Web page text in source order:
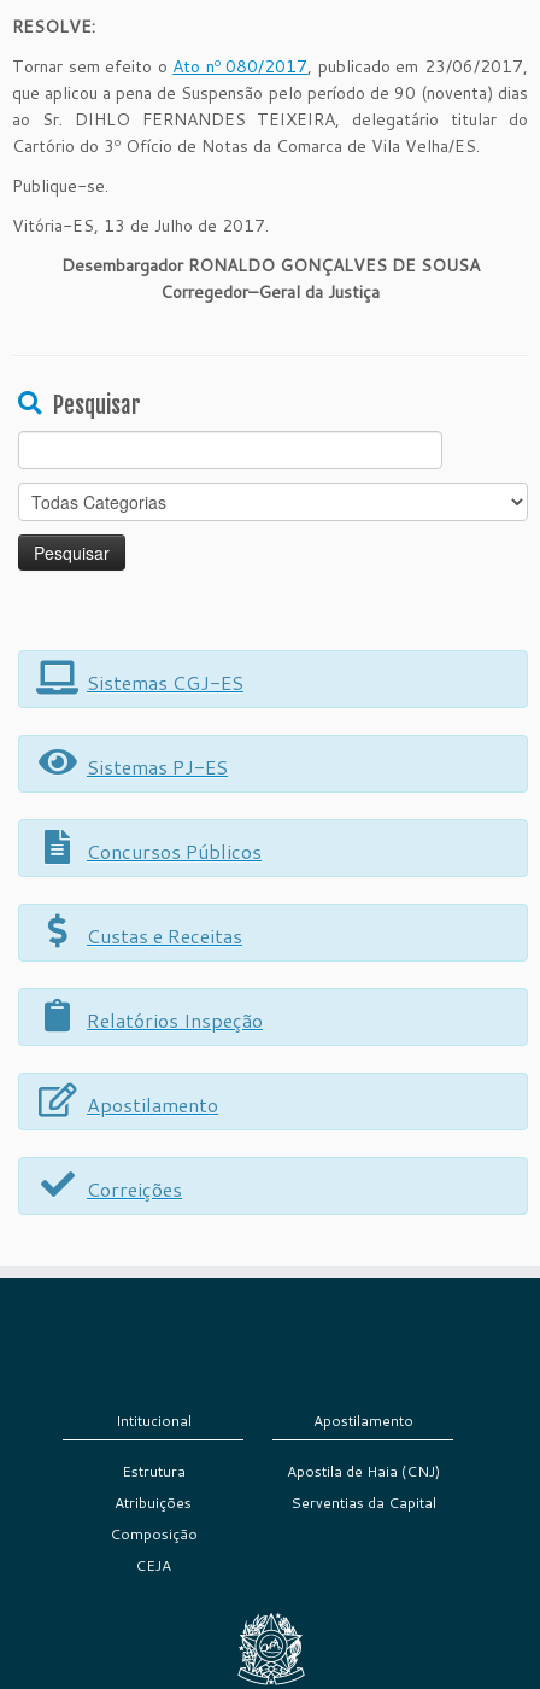
RESOLVE:
Tornar sem efeito o Ato nº 080/2017, publicado em 23/06/2017,
que aplicou a pena de Suspensão pelo período de 90 (noventa) dias
ao Sr. DIHLO FERNANDES TEIXEIRA, delegatário titular do
Cartório do 3º Ofício de Notas da Comarca de Vila Velha/ES.
Publique-se.
Vitória-ES, 13 de Julho de 2017.
Desembargador RONALDO GONÇALVES DE SOUSA
Corregedor–Geral da Justiça
Pesquisar
Search
for:
Sistemas CGJ-ES
Sistemas PJ-ES
Concursos Públicos
Custas e Receitas
Relatórios Inspeção
Apostilamento
Correições
Intitucional
Estrutura
Atribuições
Composição
CEJA
Apostilamento
Apostila de Haia (CNJ)
Serventias da Capital